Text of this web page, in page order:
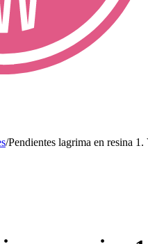
/Pendientes lagrima en resina 1.